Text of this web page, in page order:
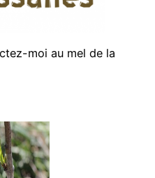
moi au mel de la